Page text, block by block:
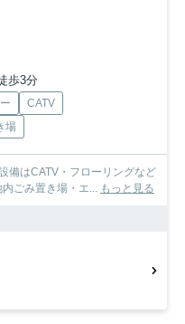
歩3分
CATV
場
備はCATV・フローリングなど
ごみ置き場・エ... もっと見る